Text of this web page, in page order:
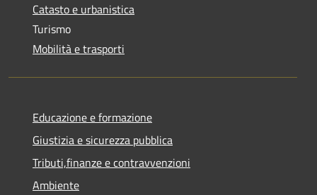
Catasto e urbanistica
Turismo
Mobilità e trasporti
Educazione e formazione
Giustizia e sicurezza pubblica
Tributi,finanze e contravvenzioni
Ambiente